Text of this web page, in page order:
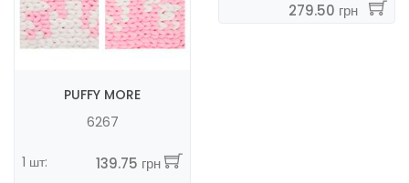
PUFFY MORE
6267
1 шт:
139.75 грн
279.50 грн